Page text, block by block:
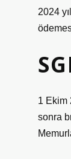
2024
1 Ekim
sonra